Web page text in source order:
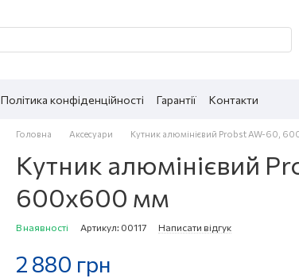
Політика конфіденційності Гарантії Контакти
Головна Аксесуари Кутник алюмінієвий Probst AW-60,
Кутник алюмінієвий
600x600 мм
В наявності Артикул: 00117 Написати відгук
2 880 грн